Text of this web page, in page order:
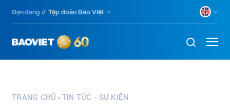
content
Bạn đang ở Tập đoàn Bảo Việt
TRANG CHỦ TIN TỨC - SỰ KIỆN